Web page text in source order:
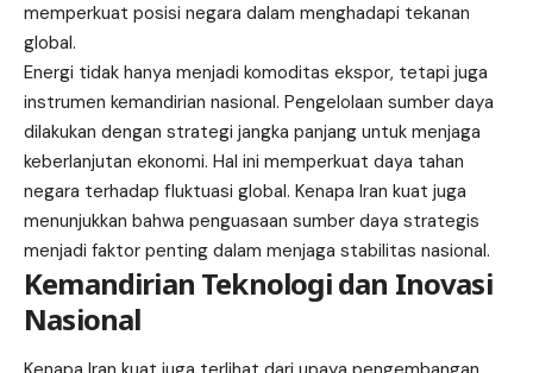
memperkuat posisi negara dalam menghadapi tekanan
global.
Energi tidak hanya menjadi komoditas ekspor, tetapi juga
instrumen kemandirian nasional. Pengelolaan sumber daya
dilakukan dengan strategi jangka panjang untuk menjaga
keberlanjutan ekonomi. Hal ini memperkuat daya tahan
negara terhadap fluktuasi global. Kenapa Iran kuat juga
menunjukkan bahwa penguasaan sumber daya strategis
menjadi faktor penting dalam menjaga stabilitas nasional.
Kemandirian Teknologi dan Inovasi
Nasional